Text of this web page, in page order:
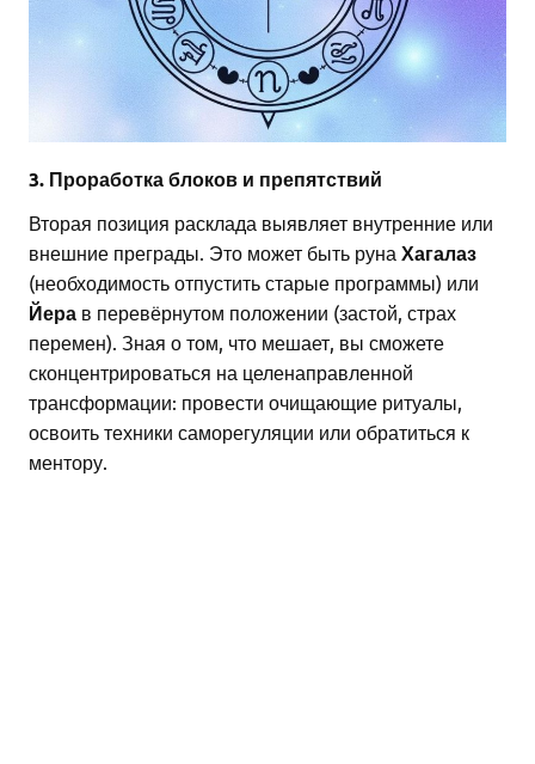
3. Проработка блоков и препятствий
Вторая позиция расклада выявляет внутренние или
внешние преграды. Это может быть руна Хагалаз
(необходимость отпустить старые программы) или
Йера в перевёрнутом положении (застой, страх
перемен). Зная о том, что мешает, вы сможете
сконцентрироваться на целенаправленной
трансформации: провести очищающие ритуалы,
освоить техники саморегуляции или обратиться к
ментору.